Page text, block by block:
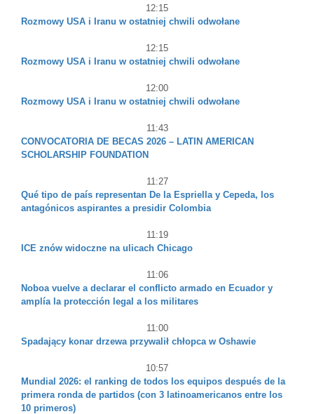
12:15
Rozmowy USA i Iranu w ostatniej chwili odwołane
12:15
Rozmowy USA i Iranu w ostatniej chwili odwołane
12:00
Rozmowy USA i Iranu w ostatniej chwili odwołane
11:43
CONVOCATORIA DE BECAS 2026 – LATIN AMERICAN
SCHOLARSHIP FOUNDATION
11:27
Qué tipo de país representan De la Espriella y Cepeda, los
antagónicos aspirantes a presidir Colombia
11:19
ICE znów widoczne na ulicach Chicago
11:06
Noboa vuelve a declarar el conflicto armado en Ecuador y
amplía la protección legal a los militares
11:00
Spadający konar drzewa przywalił chłopca w Oshawie
10:57
Mundial 2026: el ranking de todos los equipos después de la
primera ronda de partidos (con 3 latinoamericanos entre los
10 primeros)